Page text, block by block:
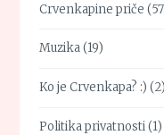
Crvenkapine priče
Muzika(19)
Ko je Crvenkapa? :) (2)
Politika privatnosti(1)